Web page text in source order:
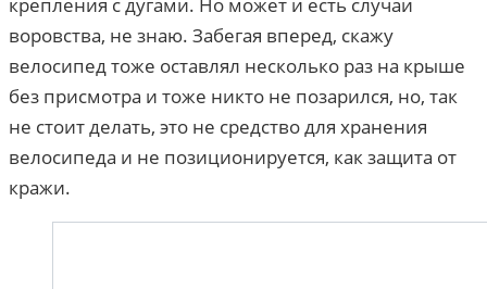
воровства, не знаю. Забегая вперед, скажу
велосипед тоже оставлял несколько раз на крыше
без присмотра и тоже никто не позарился, но, так
не стоит делать, это не средство для хранения
велосипеда и не позиционируется, как защита от
кражи.